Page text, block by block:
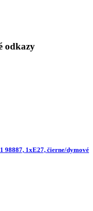
odkazy
98887, 1xE27, čierne/dymové